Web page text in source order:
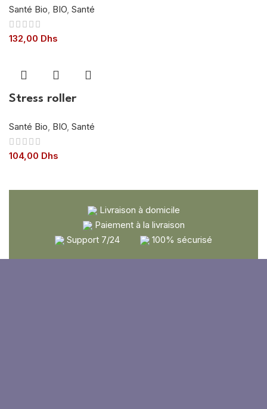
Santé Bio, BIO, Santé
132,00 Dhs
Stress roller
Santé Bio, BIO, Santé
104,00 Dhs
Livraison à domicile
Paiement à la livraison
Support 7/24
100% sécurisé